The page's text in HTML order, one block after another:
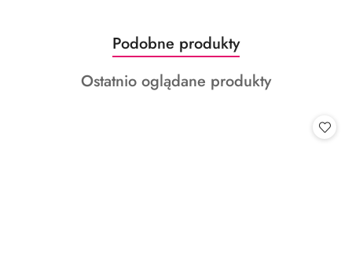
Pomiń karuzelę produktów
Produkty
o
statusie:
Podobne produkty
Produkty
Ostatnio oglądane produkty